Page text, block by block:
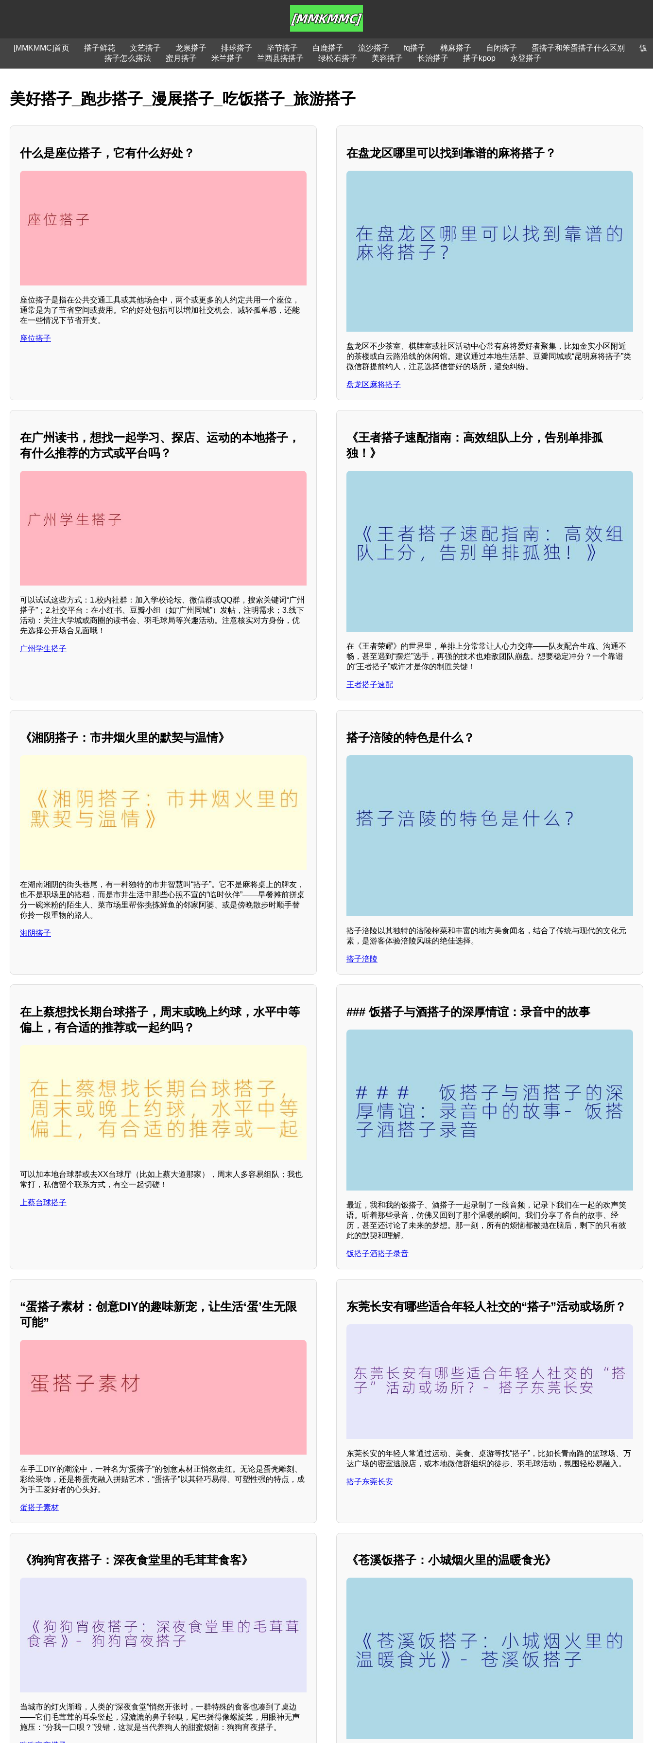
[MMKMMC]首页 搭子鲜花 文艺搭子 龙泉搭子 排球搭子 毕节搭子 白鹿搭子 流沙搭子 fq搭子 棉麻搭子 自闭搭子 蛋搭子和笨蛋搭子什么区别
饭
搭子怎么搭法
蜜月搭子 米兰搭子 兰西县搭搭子 绿松石搭子 美容搭子 长治搭子 搭子kpop 永登搭子
美好搭子_跑步搭子_漫展搭子_吃饭搭子_旅游搭子
什么是座位搭子，它有什么好处？
座位搭子是指在公共交通工具或其他场合中，两个或更多的人约定共用一个座位，
通常是为了节省空间或费用。它的好处包括可以增加社交机会、减轻孤单感，还能
在一些情况下节省开支。
座位搭子
在盘龙区哪里可以找到靠谱的麻将搭子？
盘龙区不少茶室、棋牌室或社区活动中心常有麻将爱好者聚集，比如金实小区附近
的茶楼或白云路沿线的休闲馆。建议通过本地生活群、豆瓣同城或“昆明麻将搭子”类
微信群提前约人，注意选择信誉好的场所，避免纠纷。
盘龙区麻将搭子
在广州读书，想找一起学习、探店、运动的本地搭子，
有什么推荐的方式或平台吗？
可以试试这些方式：1.校内社群：加入学校论坛、微信群或QQ群，搜索关键词“广州
搭子”；2.社交平台：在小红书、豆瓣小组（如“广州同城”）发帖，注明需求；3.线下
活动：关注大学城或商圈的读书会、羽毛球局等兴趣活动。注意核实对方身份，优
先选择公开场合见面哦！
广州学生搭子
《王者搭子速配指南：高效组队上分，告别单排孤
独！》
在《王者荣耀》的世界里，单排上分常常让人心力交瘁——队友配合生疏、沟通不
畅，甚至遇到“摆烂”选手，再强的技术也难敌团队崩盘。想要稳定冲分？一个靠谱
的“王者搭子”或许才是你的制胜关键！
王者搭子速配
《湘阴搭子：市井烟火里的默契与温情》
在湖南湘阴的街头巷尾，有一种独特的市井智慧叫“搭子”。它不是麻将桌上的牌友，
也不是职场里的搭档，而是市井生活中那些心照不宣的“临时伙伴”——早餐摊前拼桌
分一碗米粉的陌生人、菜市场里帮你挑拣鲜鱼的邻家阿婆、或是傍晚散步时顺手替
你拎一段重物的路人。
湘阴搭子
搭子涪陵的特色是什么？
搭子涪陵以其独特的涪陵榨菜和丰富的地方美食闻名，结合了传统与现代的文化元
素，是游客体验涪陵风味的绝佳选择。
搭子涪陵
在上蔡想找长期台球搭子，周末或晚上约球，水平中等
偏上，有合适的推荐或一起约吗？
可以加本地台球群或去XX台球厅（比如上蔡大道那家），周末人多容易组队；我也
常打，私信留个联系方式，有空一起切磋！
上蔡台球搭子
### 饭搭子与酒搭子的深厚情谊：录音中的故事
最近，我和我的饭搭子、酒搭子一起录制了一段音频，记录下我们在一起的欢声笑
语。听着那些录音，仿佛又回到了那个温暖的瞬间。我们分享了各自的故事、经
历，甚至还讨论了未来的梦想。那一刻，所有的烦恼都被抛在脑后，剩下的只有彼
此的默契和理解。
饭搭子酒搭子录音
“蛋搭子素材：创意DIY的趣味新宠，让生活‘蛋’生无限
可能”
在手工DIY的潮流中，一种名为“蛋搭子”的创意素材正悄然走红。无论是蛋壳雕刻、
彩绘装饰，还是将蛋壳融入拼贴艺术，“蛋搭子”以其轻巧易得、可塑性强的特点，成
为手工爱好者的心头好。
蛋搭子素材
东莞长安有哪些适合年轻人社交的“搭子”活动或场所？
东莞长安的年轻人常通过运动、美食、桌游等找“搭子”，比如长青南路的篮球场、万
达广场的密室逃脱店，或本地微信群组织的徒步、羽毛球活动，氛围轻松易融入。
搭子东莞长安
《狗狗宵夜搭子：深夜食堂里的毛茸茸食客》
当城市的灯火渐暗，人类的“深夜食堂”悄然开张时，一群特殊的食客也凑到了桌边
——它们毛茸茸的耳朵竖起，湿漉漉的鼻子轻嗅，尾巴摇得像螺旋桨，用眼神无声
施压：“分我一口呗？”没错，这就是当代养狗人的甜蜜烦恼：狗狗宵夜搭子。
《苍溪饭搭子：小城烟火里的温暖食光》